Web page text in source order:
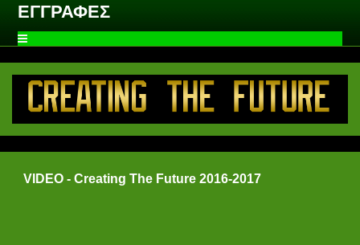
ΕΓΓΡΑΦΕΣ
VIDEO - Creating The Future 2016-2017